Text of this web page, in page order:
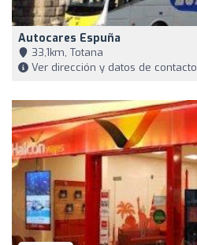
Autocares Espuña
33,1km, Totana
Ver dirección y datos de contacto